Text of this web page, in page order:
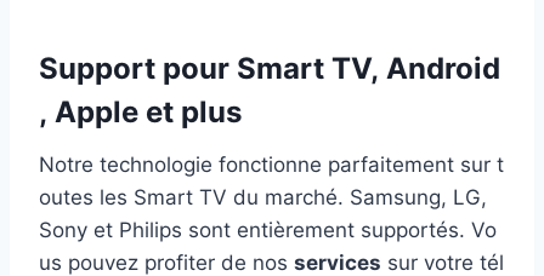
Support pour Smart TV, Android
, Apple et plus
Notre technologie fonctionne parfaitement sur t
outes les Smart TV du marché. Samsung, LG,
Sony et Philips sont entièrement supportés. Vo
us pouvez profiter de nos services sur votre tél